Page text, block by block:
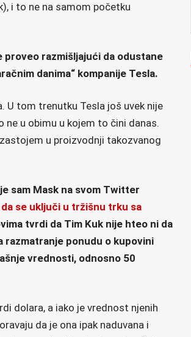
i to ne na samom početku
proveo razmišljajući da odustane
danima“ kompanije Tesla.
U tom trenutku Tesla još uvek nije
ne u obimu u kojem to čini danas.
u proizvodnji takozvanog
sam Mask na svom Twitter
se uključi u tržišnu trku sa
tvrdi da Tim Kuk nije hteo ni da
razmatranje ponudu o kupovini
vrednosti, odnosno 50
dolara, a iako je vrednost njenih
da je ona ipak naduvana i